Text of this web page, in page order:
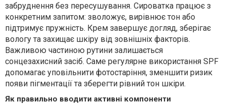
забруднення без пересушування. Сироватка працює з
конкретним запитом: зволожує, вирівнює тон або
підтримує пружність. Крем завершує догляд, зберігає
вологу та захищає шкіру від зовнішніх факторів.
Важливою частиною рутини залишається
сонцезахисний засіб. Саме регулярне використання SPF
допомагає уповільнити фотостаріння, зменшити ризик
появи пігментації та зберегти рівний тон шкіри.
Як правильно вводити активні компоненти